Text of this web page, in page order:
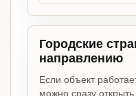
Городские
направлению
Если объект
можно сразу